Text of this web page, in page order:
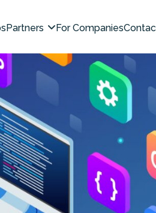
Partners For Companies